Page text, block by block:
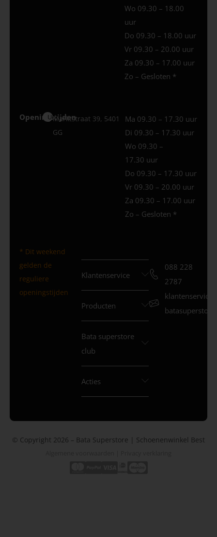
Wo 09.30 – 18.00
uur
Do 09.30 – 18.00 uur
Vr 09.30 – 20.00 uur
Za 09.30 – 17.00 uur
Zo – Gesloten *
Openingstijden
Uden
Marktstraat 39, 5401
GG
Ma 09.30 – 17.30 uur
Di 09.30 – 17.30 uur
Wo 09.30 –
17.30 uur
Do 09.30 – 17.30 uur
Vr 09.30 – 20.00 uur
Za 09.30 – 17.00 uur
Zo – Gesloten *
* Dit weekend
gelden de
reguliere
openingstijden
Klantenservice
Producten
Bata superstore
club
Acties
088 228
2787
© Copyright 2026 – Bata Superstore | Schoenenwinkel Best